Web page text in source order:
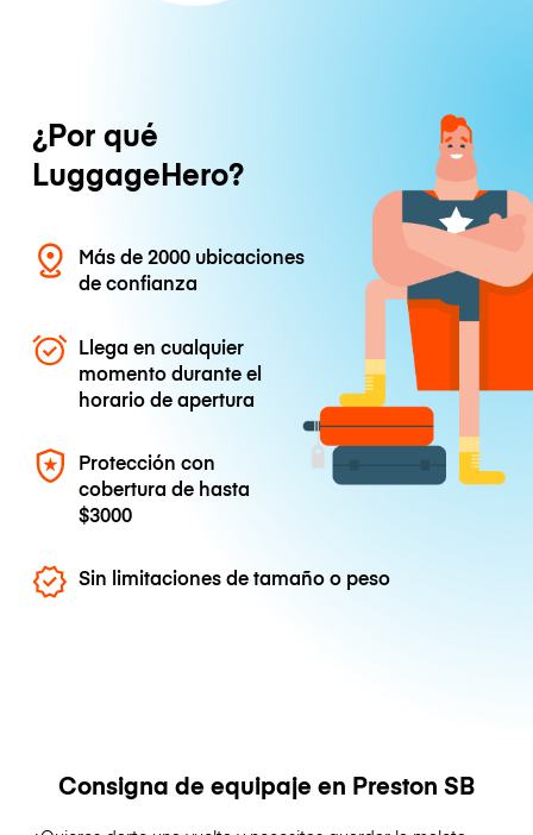
¿Por qué
LuggageHero?
Más de 2000 ubicaciones
de confianza
Llega en cualquier
momento durante el
horario de apertura
Protección con
cobertura de hasta
$3000
Sin limitaciones de tamaño o peso
Consigna de equipaje en Preston SB